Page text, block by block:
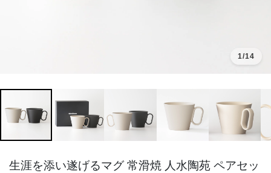
1/14
生涯を添い遂げるマグ 常滑焼 人水陶苑 ペアセッ